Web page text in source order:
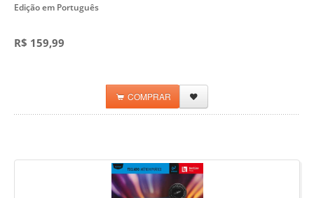
Edição em Português
R$ 159,99
COMPRAR